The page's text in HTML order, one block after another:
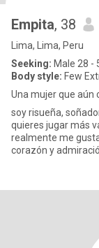
Empita, 38
Lima, Lima, Peru
Seeking: Male 28 -
Body style: Few
Una mujer que aún
soy risueña,
quieres jugar más
realmente me
corazón y